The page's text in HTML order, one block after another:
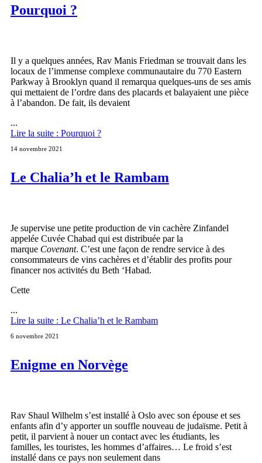
Pourquoi ?
Il y a quelques années, Rav Manis Friedman se trouvait dans les
locaux de l’immense complexe communautaire du 770 Eastern
Parkway à Brooklyn quand il remarqua quelques-uns de ses amis
qui mettaient de l’ordre dans des placards et balayaient une pièce
à l’abandon. De fait, ils devaient
...
Lire la suite : Pourquoi ?
14 novembre 2021
Le Chalia’h et le Rambam
Je supervise une petite production de vin cachère Zinfandel
appelée Cuvée Chabad qui est distribuée par la
marque Covenant. C’est une façon de rendre service à des
consommateurs de vins cachères et d’établir des profits pour
financer nos activités du Beth ‘Habad.
Cette
...
Lire la suite : Le Chalia’h et le Rambam
6 novembre 2021
Enigme en Norvège
Rav Shaul Wilhelm s’est installé à Oslo avec son épouse et ses
enfants afin d’y apporter un souffle nouveau de judaïsme. Petit à
petit, il parvient à nouer un contact avec les étudiants, les
familles, les touristes, les hommes d’affaires… Le froid s’est
installé dans ce pays non seulement dans